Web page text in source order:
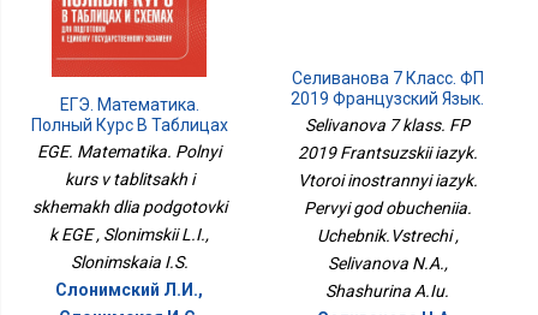
ЕГЭ. Математика.
Полный Курс В Таблицах
И Схемах Для
EGE. Matematika. Polnyi
kurs v tablitsakh i
skhemakh dlia podgotovki
k EGE , Slonimskii L.I.,
Slonimskaia I.S.
Слонимский Л.И.,
Селиванова 7 Класс. ФП
2019 Французский Язык.
Второй Иностранный
Обучения.
Учебник.Встречи
Selivanova 7 klass. FP
2019 Frantsuzskii iazyk.
Vtoroi inostrannyi iazyk.
Pervyi god obucheniia.
Uchebnik.Vstrechi ,
Selivanova N.A.,
Shashurina A.Iu.